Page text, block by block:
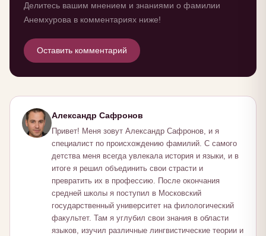
Делитесь вашим мнением и знаниями о фамилии
Анемхурова в комментариях ниже!
Оставить комментарий
Александр Сафронов
Привет! Меня зовут Александр Сафронов, и я
специалист по происхождению фамилий. С самого
детства меня всегда увлекала история и языки, и в
итоге я решил объединить свои страсти и
превратить их в профессию. После окончания
средней школы я поступил в Московский
государственный университет на филологический
факультет. Там я углубил свои знания в области
языков, изучил различные лингвистические теории и